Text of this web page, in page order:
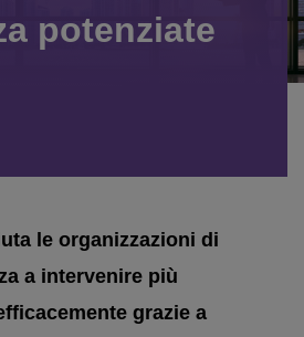
potenziate
le organizzazioni di
a intervenire più
grazie a